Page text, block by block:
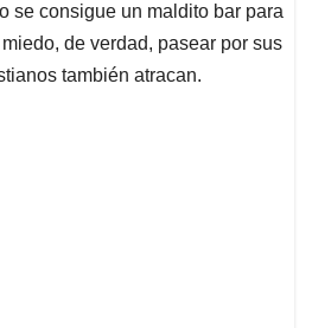
se consigue un maldito bar para
de verdad, pasear por sus
también atracan.